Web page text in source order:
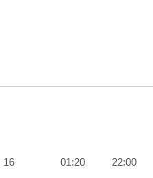
16 01:20 22:00